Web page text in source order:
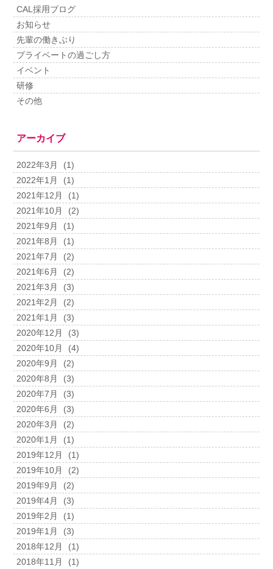
CAL採用ブログ
お知らせ
先輩の働きぶり
プライベートの過ごし方
イベント
研修
その他
アーカイブ
2022年3月
(1)
2022年1月
(1)
2021年12月
(1)
2021年10月
(2)
2021年9月
(1)
2021年8月
(1)
2021年7月
(2)
2021年6月
(2)
2021年3月
(3)
2021年2月
(2)
2021年1月
(3)
2020年12月
(3)
2020年10月
(4)
2020年9月
(2)
2020年8月
(3)
2020年7月
(3)
2020年6月
(3)
2020年3月
(2)
2020年1月
(1)
2019年12月
(1)
2019年10月
(2)
2019年9月
(2)
2019年4月
(3)
2019年2月
(1)
2019年1月
(3)
2018年12月
(1)
2018年11月
(1)